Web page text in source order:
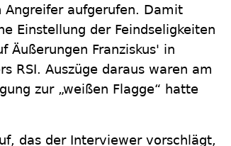
Angreifer aufgerufen. Damit
Einstellung der Feindseligkeiten
Äußerungen Franziskus' in
RSI. Auszüge daraus waren am
zur „weißen Flagge“ hatte
das der Interviewer vorschlägt,